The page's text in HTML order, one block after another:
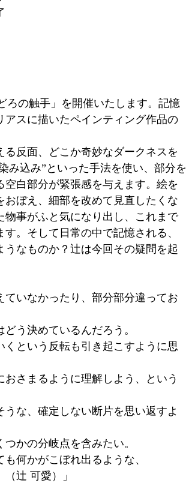
ろの触手」を開催いたします。記憶
スに描いたペインティング作品の
反面、どこか奇妙なダークネスを
み込み”といった手法を使い、部分を
白部分が緊張感を与えます。絵を
ぼえ、細部を改めて見直したくな
事がふと気になり出し、これまで
。そして日常の中で記憶される、
なものか？辻は今回その疑問を起
ていなかったり、部分部分違ってお
う決めているんだろう。
という反転も引き起こすように思
さまるように理解しよう、という
な、確定しない断片を思い返すよ
かの分岐点を含みたい。
何かがこぼれ出るような、
辻 可愛）」